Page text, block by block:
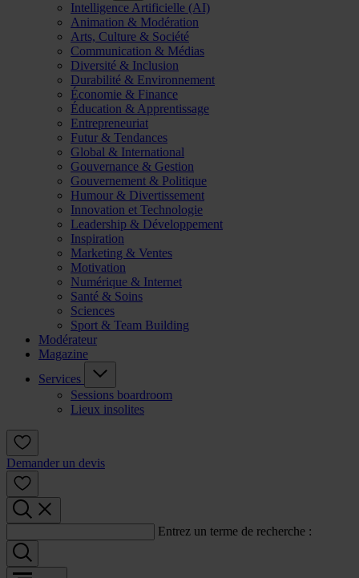
Intelligence Artificielle (AI)
Animation & Modération
Arts, Culture & Société
Communication & Médias
Diversité & Inclusion
Durabilité & Environnement
Économie & Finance
Éducation & Apprentissage
Entrepreneuriat
Futur & Tendances
Global & International
Gouvernance & Gestion
Gouvernement & Politique
Humour & Divertissement
Innovation et Technologie
Leadership & Développement
Inspiration
Marketing & Ventes
Motivation
Numérique & Internet
Santé & Soins
Sciences
Sport & Team Building
Modérateur
Magazine
Services
Sessions boardroom
Lieux insolites
Demander un devis
Entrez un terme de recherche :